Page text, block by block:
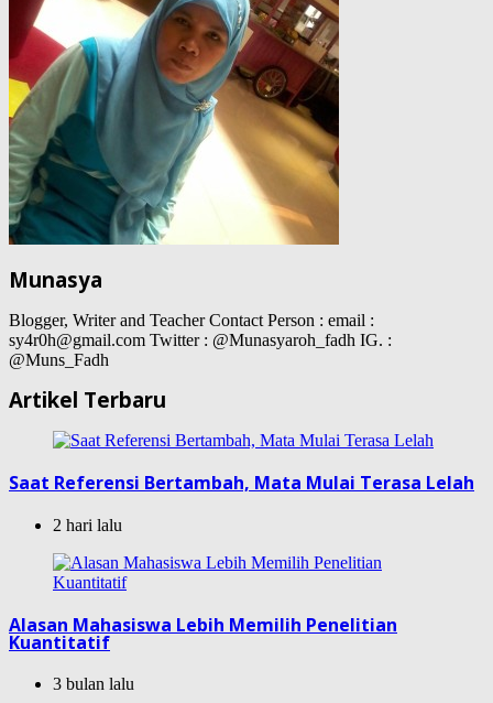
Munasya
Blogger, Writer and Teacher Contact Person : email :
sy4r0h@gmail.com Twitter : @Munasyaroh_fadh IG. :
@Muns_Fadh
Artikel Terbaru
Saat Referensi Bertambah, Mata Mulai Terasa Lelah
2 hari lalu
Alasan Mahasiswa Lebih Memilih Penelitian
Kuantitatif
3 bulan lalu